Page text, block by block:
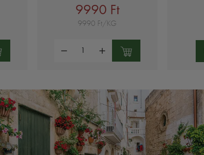
9990 Ft
9990 Ft/KG